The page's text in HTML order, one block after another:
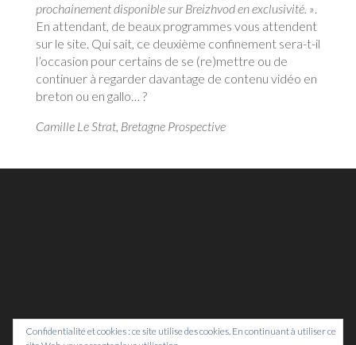
prochainement disponible sur Breizhvod en exclusivité. ».
En attendant, de beaux programmes vous attendent
sur le site. Qui sait, ce deuxième confinement sera-t-il
l’occasion pour certains de se (re)mettre ou de
continuer à regarder davantage de contenu vidéo en
breton ou en gallo… ?
Camille Le Strat, Bretagne Prospective
Confidentialité et cookies : ce site utilise des cookies. En continuant à utiliser ce